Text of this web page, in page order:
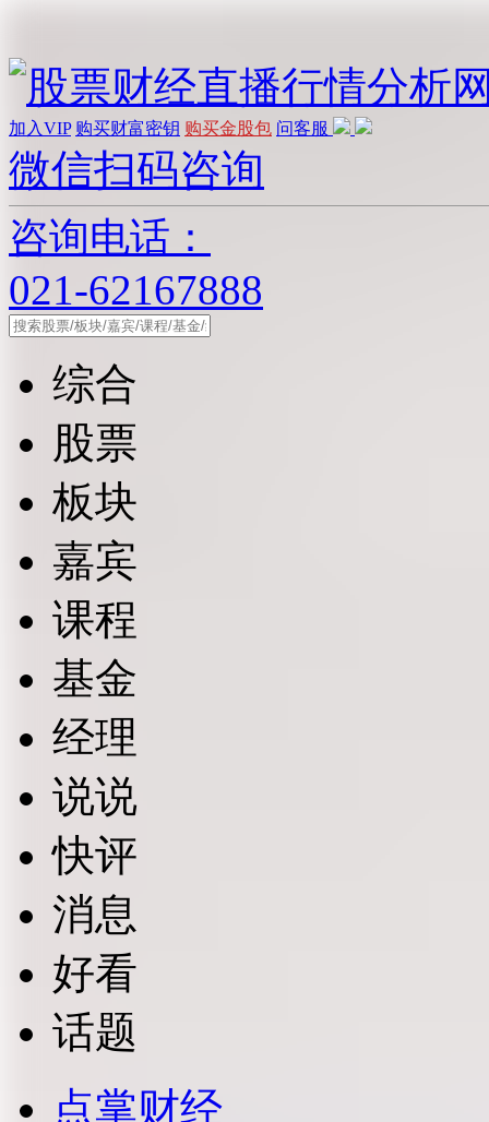
加入VIP 购买财富密钥 购买金股包 问客服
微信扫码咨询
咨询电话：
021-62167888
综合
股票
板块
嘉宾
课程
基金
经理
说说
快评
消息
好看
话题
点掌财经